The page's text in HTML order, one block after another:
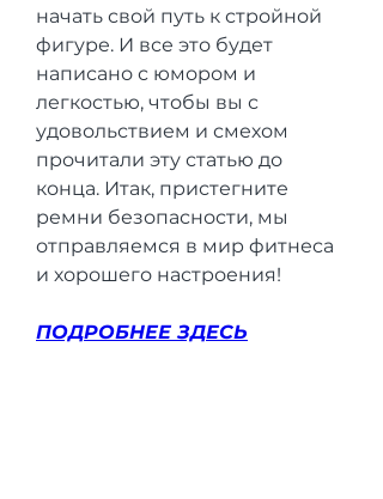
начать свой путь к стройной
фигуре. И все это будет
написано с юмором и
легкостью, чтобы вы с
удовольствием и смехом
прочитали эту статью до
конца. Итак, пристегните
ремни безопасности, мы
отправляемся в мир фитнеса
и хорошего настроения!
ПОДРОБНЕЕ ЗДЕСЬ